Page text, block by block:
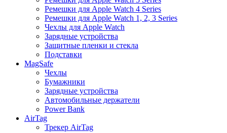
Ремешки для Apple Watch 4 Series
Ремешки для Apple Watch 1, 2, 3 Series
Чехлы для Apple Watch
Зарядные устройства
Защитные пленки и стекла
Подставки
MagSafe
Чехлы
Бумажники
Зарядные устройства
Автомобильные держатели
Power Bank
AirTag
Трекер AirTag